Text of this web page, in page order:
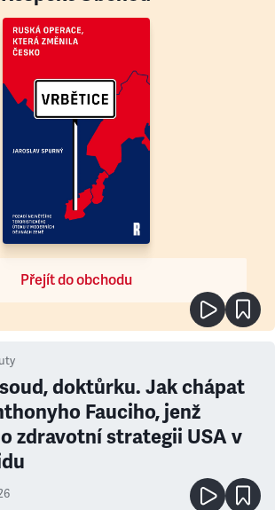
Přejít do obchodu
doktůrku. Jak chápat
Fauciho, jenž
zdravotní strategii USA v